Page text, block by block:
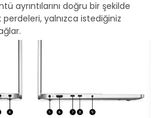
ayrıntılarını doğru bir şekilde
yalnızca istediğiniz